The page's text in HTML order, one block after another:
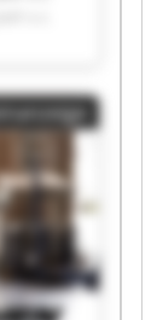
s.c.
s.c.
s.c.